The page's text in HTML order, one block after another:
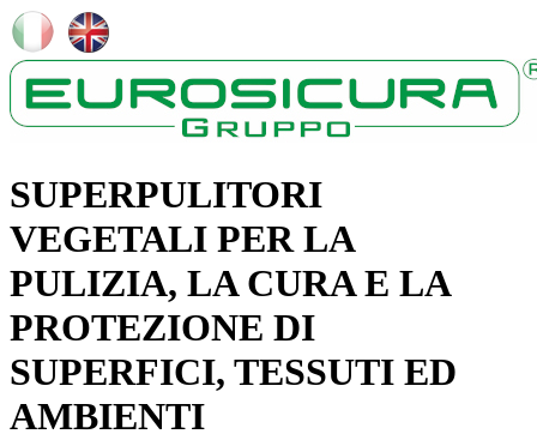
SUPERPULITORI
VEGETALI PER LA
PULIZIA, LA CURA E LA
PROTEZIONE DI
SUPERFICI, TESSUTI ED
AMBIENTI